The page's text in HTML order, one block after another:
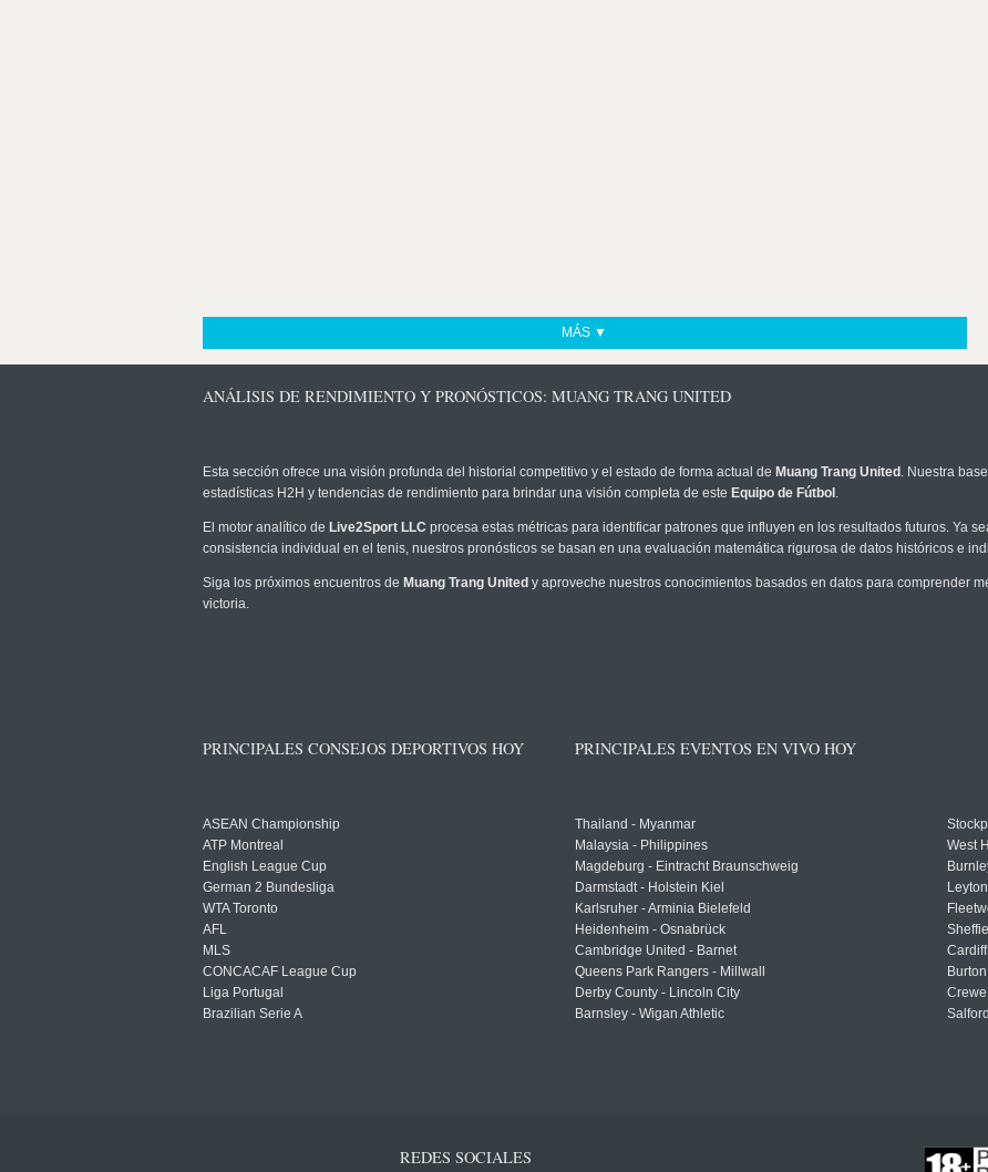
MÁS ▼
ANÁLISIS DE RENDIMIENTO Y PRONÓSTICOS: MUANG TRANG UNITED
Esta sección ofrece una visión profunda del historial competitivo y el estado de forma actual de Muang Trang United . Nuestra
estadísticas H2H y tendencias de rendimiento para brindar una visión completa de este Equipo de Fútbol .
El motor analítico de Live2Sport LLC procesa estas métricas para identificar patrones que influyen en los resultados futuros. Ya
consistencia individual en el tenis, nuestros pronósticos se basan en una evaluación matemática rigurosa de datos históricos e
Siga los próximos encuentros de Muang Trang United y aproveche nuestros conocimientos basados en datos para comprender
victoria.
PRINCIPALES CONSEJOS DEPORTIVOS HOY
ASEAN Championship
ATP Montreal
English League Cup
German 2 Bundesliga
WTA Toronto
AFL
MLS
CONCACAF League Cup
Liga Portugal
Brazilian Serie A
PRINCIPALES EVENTOS EN VIVO HOY
Thailand - Myanmar
Malaysia - Philippines
Magdeburg - Eintracht Braunschweig
Darmstadt - Holstein Kiel
Karlsruher - Arminia Bielefeld
Heidenheim - Osnabrück
Cambridge United - Barnet
Queens Park Rangers - Millwall
Derby County - Lincoln City
Barnsley - Wigan Athletic
West
REDES SOCIALES